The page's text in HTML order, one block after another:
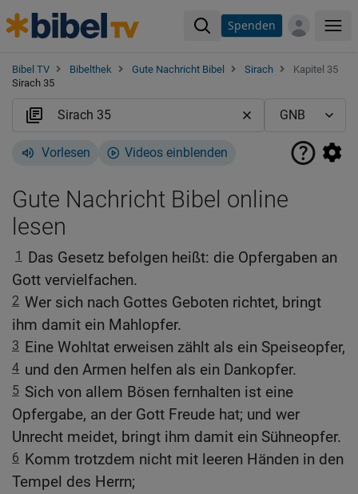
Spenden
Bibel TV Bibelthek Gute Nachricht Bibel Sirach
Kapitel 35
Sirach 35
Vorlesen Videos einblenden
Gute Nachricht Bibel online
lesen
1 Das Gesetz befolgen heißt: die Opfergaben an
Gott vervielfachen.
2 Wer sich nach Gottes Geboten richtet, bringt
ihm damit ein Mahlopfer.
3 Eine Wohltat erweisen zählt als ein Speiseopfer,
4 und den Armen helfen als ein Dankopfer.
5 Sich von allem Bösen fernhalten ist eine
Opfergabe, an der Gott Freude hat; und wer
Unrecht meidet, bringt ihm damit ein Sühneopfer.
6 Komm trotzdem nicht mit leeren Händen in den
Tempel des Herrn;